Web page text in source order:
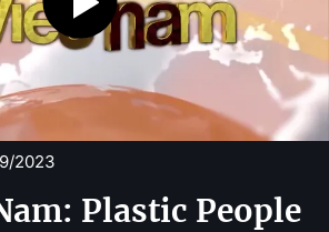
2023
Plastic People